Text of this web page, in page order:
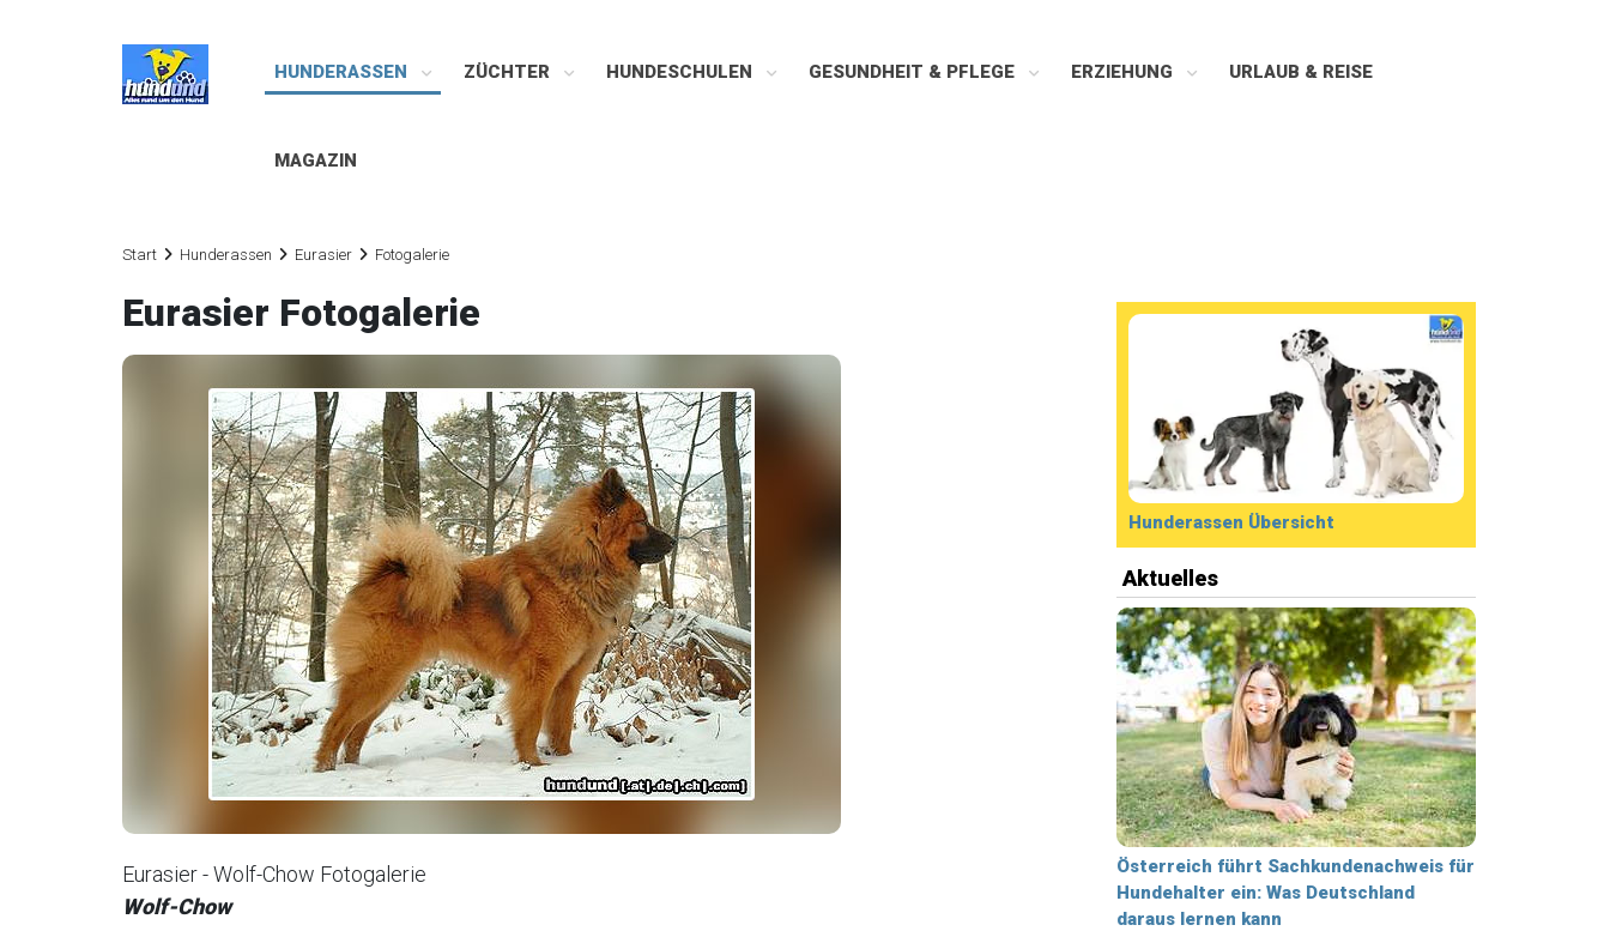
HUNDERASSEN ZÜCHTER HUNDESCHULEN GESUNDHEIT & PFLEGE ERZIEHUNG URLAUB & REISE
MAGAZIN
Start Hunderassen Eurasier Fotogalerie
Eurasier Fotogalerie
Eurasier - Wolf-Chow Fotogalerie
Wolf-Chow
Hunderassen Übersicht
Aktuelles
Österreich führt Sachkundenachweis für
Hundehalter ein: Was Deutschland
daraus lernen kann